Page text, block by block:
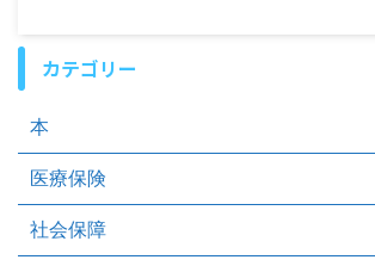
カテゴリー
本
医療保険
社会保障